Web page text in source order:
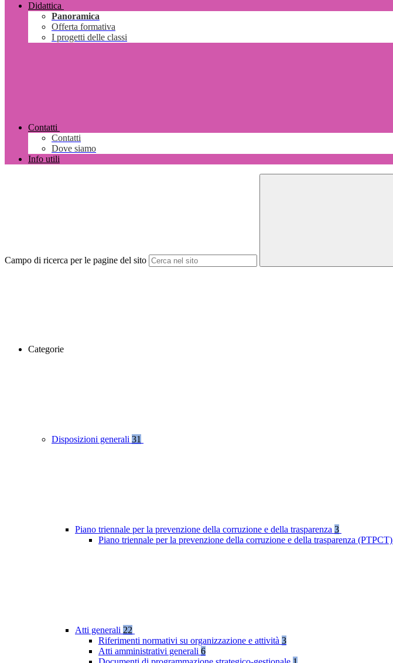
Didattica
Panoramica
Offerta formativa
I progetti delle classi
Contatti
Contatti
Dove siamo
Info utili
Campo di ricerca per le pagine del sito
Categorie
Disposizioni generali 31
Piano triennale per la prevenzione della corruzione e della trasparenza 3
Piano triennale per la prevenzione della corruzione e della trasparenza (PTPCT)
Atti generali 22
Riferimenti normativi su organizzazione e attività 3
Atti amministrativi generali 6